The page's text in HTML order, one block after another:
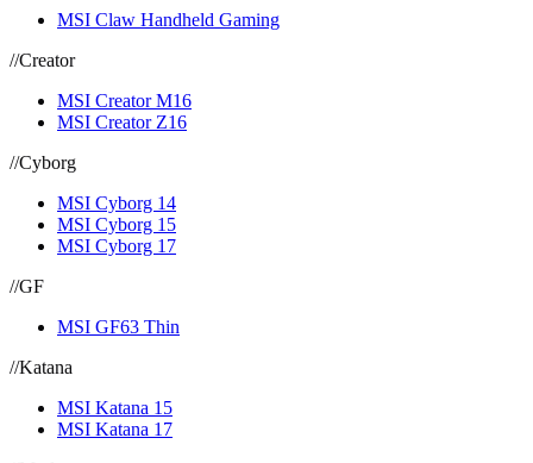
MSI Claw Handheld Gaming
//Creator
MSI Creator M16
MSI Creator Z16
//Cyborg
MSI Cyborg 14
MSI Cyborg 15
MSI Cyborg 17
//GF
MSI GF63 Thin
//Katana
MSI Katana 15
MSI Katana 17